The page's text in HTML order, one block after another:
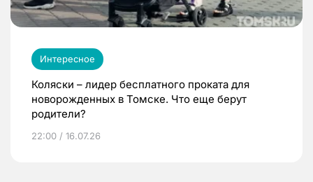
Интересное
Коляски – лидер бесплатного проката для
новорожденных в Томске. Что еще берут
родители?
22:00 / 16.07.26